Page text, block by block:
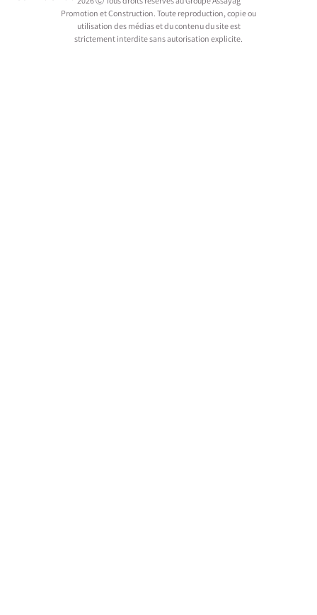
Promotion et Construction. Toute reproduction, copie ou
utilisation des médias et du contenu du site est
strictement interdite sans autorisation explicite.